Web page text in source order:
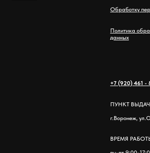
Обработку
Политика
данных
+7 (920) 461 -
ПУНКТ
г.Воронеж,
ВРЕМЯ